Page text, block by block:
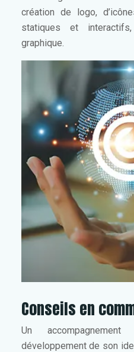
création de logo,
statiques et
graphique.
Conseils en
Un
développement de son